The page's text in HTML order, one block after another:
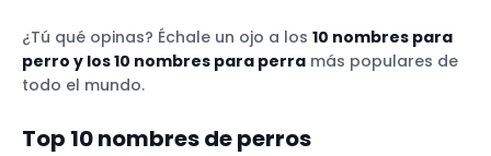
¿Tú qué opinas? Échale un ojo a los 10 nombres para
perro y los 10 nombres para perra más populares de
todo el mundo.
Top 10 nombres de perros